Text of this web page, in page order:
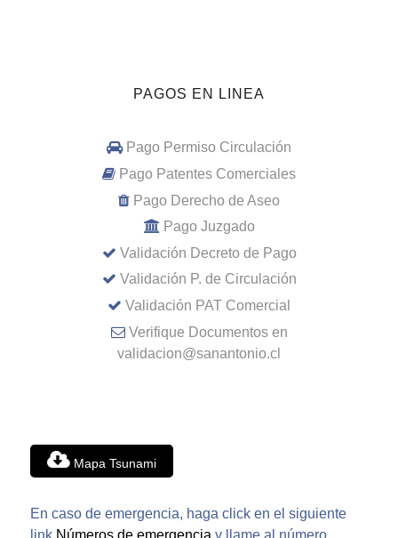
PAGOS EN LINEA
Pago Permiso Circulación
Pago Patentes Comerciales
Pago Derecho de Aseo
Pago Juzgado
Validación Decreto de Pago
Validación P. de Circulación
Validación PAT Comercial
Verifique Documentos en
validacion@sanantonio.cl
Mapa Tsunami
En caso de emergencia, haga click en el siguiente
link Números de emergencia y llame al número